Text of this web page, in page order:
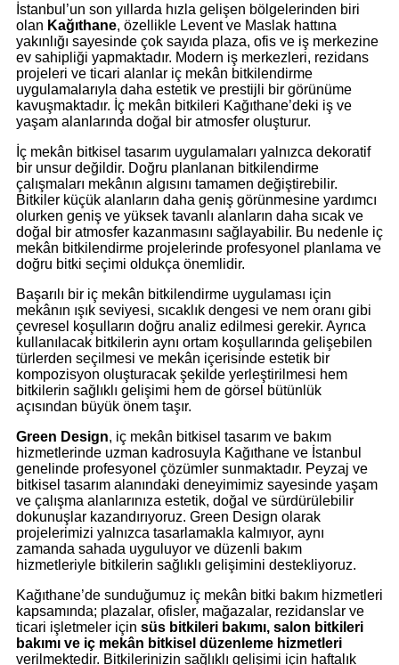
İstanbul’un son yıllarda hızla gelişen bölgelerinden biri
olan Kağıthane, özellikle Levent ve Maslak hattına
yakınlığı sayesinde çok sayıda plaza, ofis ve iş merkezine
ev sahipliği yapmaktadır. Modern iş merkezleri, rezidans
projeleri ve ticari alanlar iç mekân bitkilendirme
uygulamalarıyla daha estetik ve prestijli bir görünüme
kavuşmaktadır. İç mekân bitkileri Kağıthane’deki iş ve
yaşam alanlarında doğal bir atmosfer oluşturur.
İç mekân bitkisel tasarım uygulamaları yalnızca dekoratif
bir unsur değildir. Doğru planlanan bitkilendirme
çalışmaları mekânın algısını tamamen değiştirebilir.
Bitkiler küçük alanların daha geniş görünmesine yardımcı
olurken geniş ve yüksek tavanlı alanların daha sıcak ve
doğal bir atmosfer kazanmasını sağlayabilir. Bu nedenle iç
mekân bitkilendirme projelerinde profesyonel planlama ve
doğru bitki seçimi oldukça önemlidir.
Başarılı bir iç mekân bitkilendirme uygulaması için
mekânın ışık seviyesi, sıcaklık dengesi ve nem oranı gibi
çevresel koşulların doğru analiz edilmesi gerekir. Ayrıca
kullanılacak bitkilerin aynı ortam koşullarında gelişebilen
türlerden seçilmesi ve mekân içerisinde estetik bir
kompozisyon oluşturacak şekilde yerleştirilmesi hem
bitkilerin sağlıklı gelişimi hem de görsel bütünlük
açısından büyük önem taşır.
Green Design, iç mekân bitkisel tasarım ve bakım
hizmetlerinde uzman kadrosuyla Kağıthane ve İstanbul
genelinde profesyonel çözümler sunmaktadır. Peyzaj ve
bitkisel tasarım alanındaki deneyimimiz sayesinde yaşam
ve çalışma alanlarınıza estetik, doğal ve sürdürülebilir
dokunuşlar kazandırıyoruz. Green Design olarak
projelerimizi yalnızca tasarlamakla kalmıyor, aynı
zamanda sahada uyguluyor ve düzenli bakım
hizmetleriyle bitkilerin sağlıklı gelişimini destekliyoruz.
Kağıthane’de sunduğumuz iç mekân bitki bakım hizmetleri
kapsamında; plazalar, ofisler, mağazalar, rezidanslar ve
ticari işletmeler için süs bitkileri bakımı, salon bitkileri
bakımı ve iç mekân bitkisel düzenleme hizmetleri
verilmektedir. Bitkilerinizin sağlıklı gelişimi için haftalık